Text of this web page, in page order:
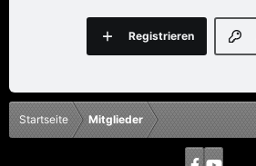
Registrieren
Startseite Mitglieder